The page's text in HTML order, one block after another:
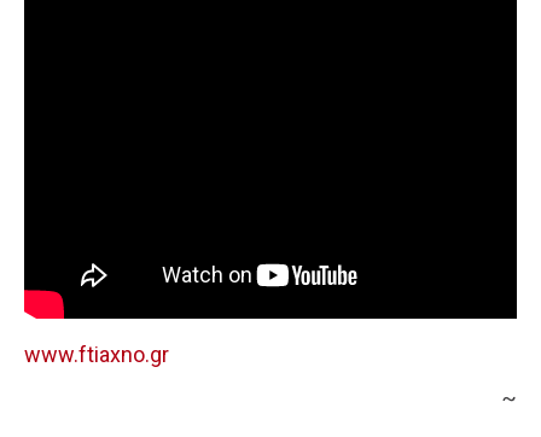
www.ftiaxno.gr
~